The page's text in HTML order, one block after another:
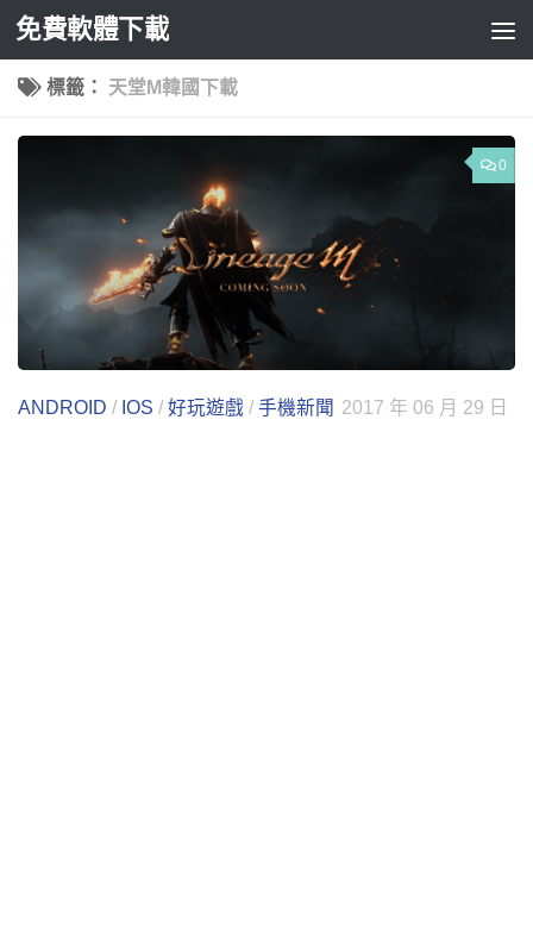
Skip to content
免費軟體下載
標籤： 天堂M韓國下載
0
ANDROID / IOS / 好玩遊戲 / 手機新聞 2017 年 06 月 29 日